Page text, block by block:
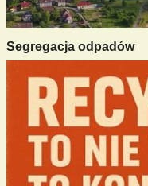
Segregacja odpadów